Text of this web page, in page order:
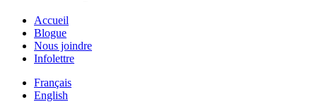
Accueil
Blogue
Nous joindre
Infolettre
Français
English